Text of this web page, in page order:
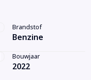
Brandstof
Benzine
Bouwjaar
2022